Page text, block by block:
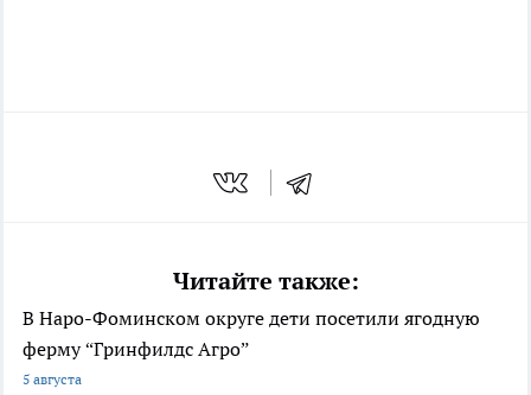
Читайте также:
В Наро-Фоминском округе дети посетили ягодную
ферму “Гринфилдс Агро”
5 августа